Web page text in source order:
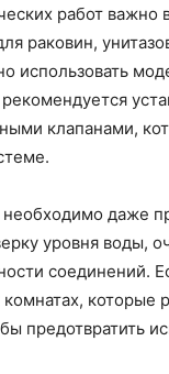
работ важно
раковин,
использовать
клапанами,
даже
уровня воды,
соединений.
которые
предотвратить